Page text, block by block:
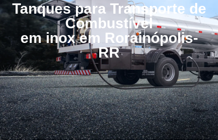
Tanques para Transporte de
Combustível
em inox em Rorainópolis-
RR